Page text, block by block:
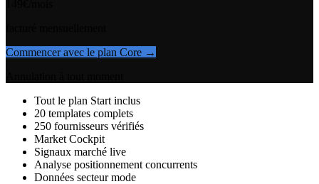
Commencer avec le plan Core →
Tout le plan Start inclus
20 templates complets
250 fournisseurs vérifiés
Market Cockpit
Signaux marché live
Analyse positionnement concurrents
Données secteur mode